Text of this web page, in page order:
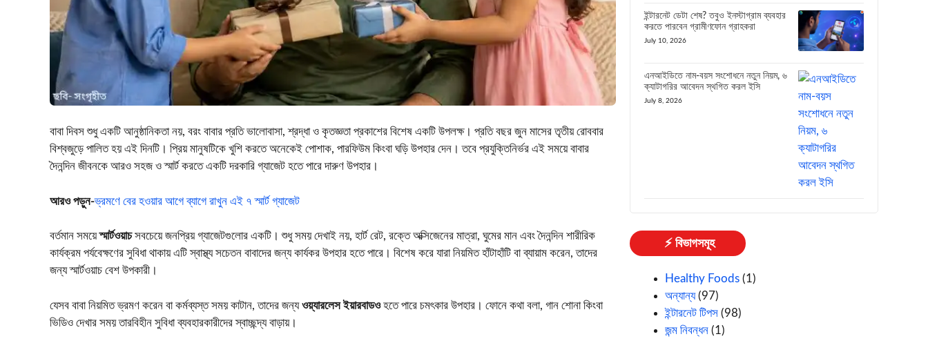
বাবা দিবস শুধু একটি আনুষ্ঠানিকতা নয়, বরং বাবার প্রতি ভালোবাসা, শ্রদ্ধা ও কৃতজ্ঞতা প্রকাশের বিশেষ একটি উপলক্ষ। প্রতি বছর জুন মাসের তৃতীয় রোববার
বিশ্বজুড়ে পালিত হয় এই দিনটি। প্রিয় মানুষটিকে খুশি করতে অনেকেই পোশাক, পারফিউম কিংবা ঘড়ি উপহার দেন। তবে প্রযুক্তিনির্ভর এই সময়ে বাবার
দৈনন্দিন জীবনকে আরও সহজ ও স্মার্ট করতে একটি দরকারি গ্যাজেট হতে পারে দারুণ উপহার।
আরও পড়ুন-ভ্রমণে বের হওয়ার আগে ব্যাগে রাখুন এই ৭ স্মার্ট গ্যাজেট
বর্তমান সময়েস্মার্টওয়াচসবচেয়ে জনপ্রিয় গ্যাজেটগুলোর একটি। শুধু সময় দেখাই নয়, হার্ট রেট, রক্তে অক্সিজেনের মাত্রা, ঘুমের মান এবং দৈনন্দিন শারীরিক
কার্যক্রম পর্যবেক্ষণের সুবিধা থাকায় এটি স্বাস্থ্য সচেতন বাবাদের জন্য কার্যকর উপহার হতে পারে। বিশেষ করে যারা নিয়মিত হাঁটাহাঁটি বা ব্যায়াম করেন, তাদের
জন্য স্মার্টওয়াচ বেশ উপকারী।
যেসব বাবা নিয়মিত ভ্রমণ করেন বা কর্মব্যস্ত সময় কাটান, তাদের জন্যওয়্যারলেস ইয়ারবাডওহতে পারে চমৎকার উপহার। ফোনে কথা বলা, গান শোনা কিংবা
ভিডিও দেখার সময় তারবিহীন সুবিধা ব্যবহারকারীদের স্বাচ্ছন্দ্য বাড়ায়।
ইন্টারনেট ডেটা শেষ? তবুও ইনস্টাগ্রাম ব্যবহার
করতে পারবেন গ্রামীণফোন গ্রাহকরা
July 10, 2026
এনআইডিতে নাম-বয়স সংশোধনে নতুন নিয়ম, ৬
ক্যাটাগরির আবেদন স্থগিত করল ইসি
July 8, 2026
⚡ বিভাগসমূহ
Healthy Foods (1)
অন্যান্য(97)
ইন্টারনেট টিপস (98)
জন্ম নিবন্ধন (1)